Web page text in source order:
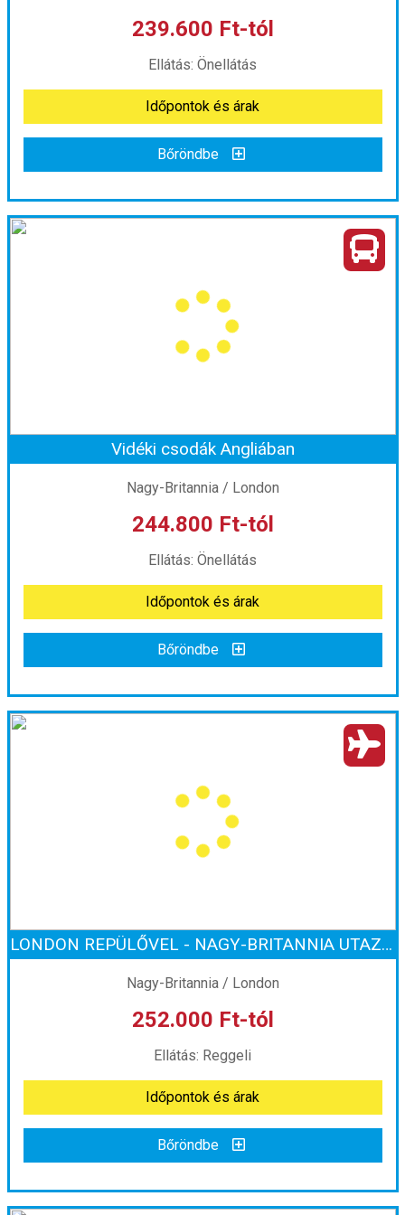
már 239.000 Ft-tól
Időpontok és árak
Bőröndbe
239.600 Ft-tól
Ellátás: Önellátás
Időpontok és árak
Bőröndbe
London a királyok városa
Város:London
Utazás módja:Busszal
Önellátás
Szálláskategória:Program szerint
szoba, 4 éj holiday home 2 éj Hotel*/**
Időpont: 2026-10-04 | 6 éj
már 239.600 Ft-tól
Időpontok és árak
Bőröndbe
Vidéki csodák Angliában
Nagy-Britannia / London
244.800 Ft-tól
Ellátás: Önellátás
Időpontok és árak
Bőröndbe
Vidéki csodák Angliában
Város:London
Utazás módja:Busszal
Önellátás
Szálláskategória:Program szerint
szoba, 4 éj holiday home 2 éj hotel*/**
Időpont: 2026-09-20 | 6 éj
már 244.800 Ft-tól
Időpontok és árak
Bőröndbe
LONDON REPÜLŐVEL - NAGY-BRITANNIA UTAZÁS
Nagy-Britannia / London
252.000 Ft-tól
Ellátás: Reggeli
Időpontok és árak
Bőröndbe